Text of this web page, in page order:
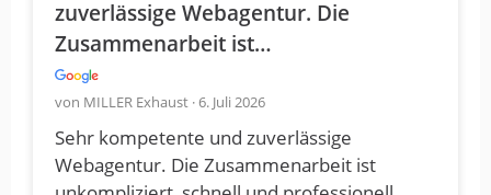
zuverlässige Webagentur. Die
Zusammenarbeit ist…
von MILLER Exhaust · 6. Juli 2026
Sehr kompetente und zuverlässige
Webagentur. Die Zusammenarbeit ist